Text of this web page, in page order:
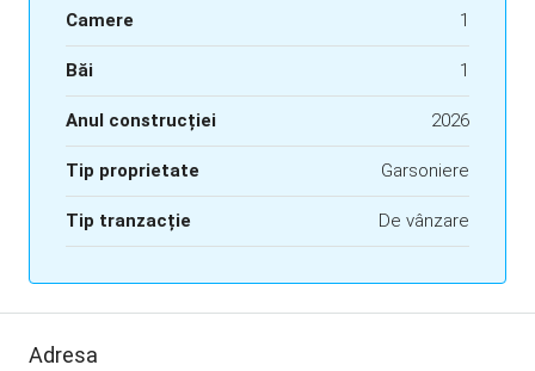
Camere 1
Băi 1
Anul construcției 2026
Tip proprietate Garsoniere
Tip tranzacție De vânzare
Adresa